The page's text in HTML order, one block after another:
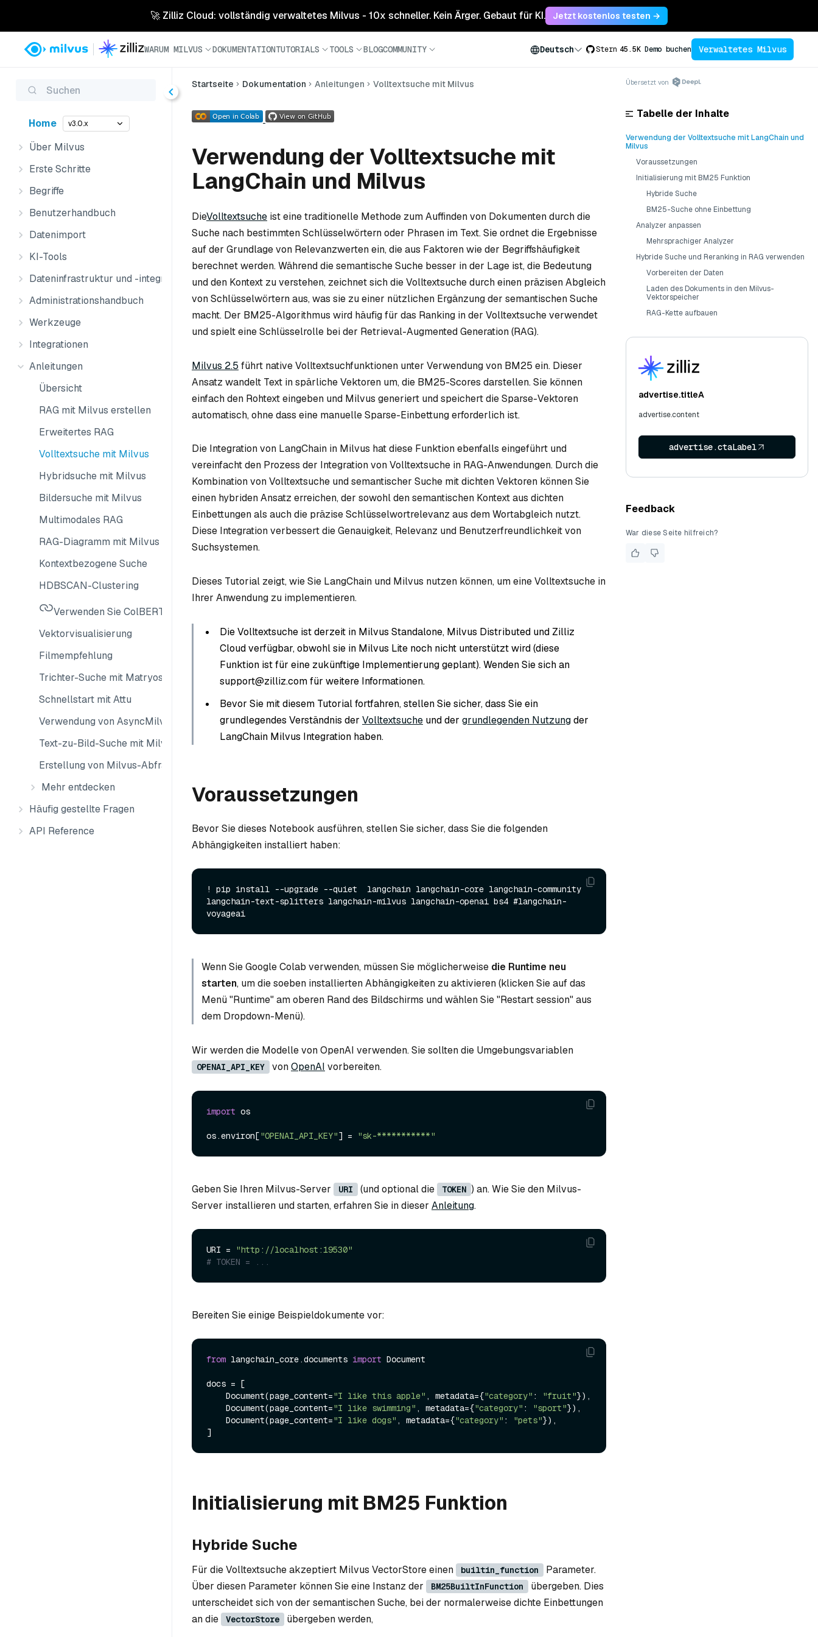
🚀 Zilliz Cloud: vollständig verwaltetes Milvus - 10x schneller. Kein Ärger. Gebaut für KI. Jetzt kostenlos testen →
WARUM MILVUS DOKUMENTATIONTUTORIALS TOOLS BLOGCOMMUNITY Deutsch Stern 45.5K Demo buchen Verwaltetes Milvus
Suchen
Home v3.0.x
Über Milvus
Erste Schritte
Begriffe
Benutzerhandbuch
Datenimport
KI-Tools
Dateninfrastruktur und -integration
Administrationshandbuch
Werkzeuge
Integrationen
Anleitungen
Übersicht
RAG mit Milvus erstellen
Erweitertes RAG
Volltextsuche mit Milvus
Hybridsuche mit Milvus
Bildersuche mit Milvus
Multimodales RAG
RAG-Diagramm mit Milvus
Kontextbezogene Suche
HDBSCAN-Clustering
Verwenden Sie ColBERT und ColPali mit Milvus
Vektorvisualisierung
Filmempfehlung
Trichter-Suche mit Matryoshka-Embeddings
Schnellstart mit Attu
Verwendung von AsyncMilvusClient mit asyncio
Text-zu-Bild-Suche mit Milvus
Erstellung von Milvus-Abfragefilterausdrücken mit großen Sprachmodellen
Mehr entdecken
Häufig gestellte Fragen
API Reference
Startseite Dokumentation Anleitungen Volltextsuche mit Milvus
Verwendung der Volltextsuche mit
LangChain und Milvus
DieVolltextsuche ist eine traditionelle Methode zum Auffinden von Dokumenten durch die
Suche nach bestimmten Schlüsselwörtern oder Phrasen im Text. Sie ordnet die Ergebnisse
auf der Grundlage von Relevanzwerten ein, die aus Faktoren wie der Begriffshäufigkeit
berechnet werden. Während die semantische Suche besser in der Lage ist, die Bedeutung
und den Kontext zu verstehen, zeichnet sich die Volltextsuche durch einen präzisen Abgleich
von Schlüsselwörtern aus, was sie zu einer nützlichen Ergänzung der semantischen Suche
macht. Der BM25-Algorithmus wird häufig für das Ranking in der Volltextsuche verwendet
und spielt eine Schlüsselrolle bei der Retrieval-Augmented Generation (RAG).
Milvus 2.5 führt native Volltextsuchfunktionen unter Verwendung von BM25 ein. Dieser
Ansatz wandelt Text in spärliche Vektoren um, die BM25-Scores darstellen. Sie können
einfach den Rohtext eingeben und Milvus generiert und speichert die Sparse-Vektoren
automatisch, ohne dass eine manuelle Sparse-Einbettung erforderlich ist.
Die Integration von LangChain in Milvus hat diese Funktion ebenfalls eingeführt und
vereinfacht den Prozess der Integration von Volltextsuche in RAG-Anwendungen. Durch die
Kombination von Volltextsuche und semantischer Suche mit dichten Vektoren können Sie
einen hybriden Ansatz erreichen, der sowohl den semantischen Kontext aus dichten
Einbettungen als auch die präzise Schlüsselwortrelevanz aus dem Wortabgleich nutzt.
Diese Integration verbessert die Genauigkeit, Relevanz und Benutzerfreundlichkeit von
Suchsystemen.
Dieses Tutorial zeigt, wie Sie LangChain und Milvus nutzen können, um eine Volltextsuche in
Ihrer Anwendung zu implementieren.
Die Volltextsuche ist derzeit in Milvus Standalone, Milvus Distributed und Zilliz
Cloud verfügbar, obwohl sie in Milvus Lite noch nicht unterstützt wird (diese
Funktion ist für eine zukünftige Implementierung geplant). Wenden Sie sich an
support@zilliz.com für weitere Informationen.
Bevor Sie mit diesem Tutorial fortfahren, stellen Sie sicher, dass Sie ein
grundlegendes Verständnis der Volltextsucheund der grundlegenden Nutzungder
LangChain Milvus Integration haben.
Voraussetzungen
Bevor Sie dieses Notebook ausführen, stellen Sie sicher, dass Sie die folgenden
Abhängigkeiten installiert haben:
! pip install --upgrade --quiet  langchain langchain-core langchain-community
langchain-text-splitters langchain-milvus langchain-openai bs4 #langchain-
Wenn Sie Google Colab verwenden, müssen Sie möglicherweise die Runtime neu
starten, um die soeben installierten Abhängigkeiten zu aktivieren (klicken Sie auf das
Menü "Runtime" am oberen Rand des Bildschirms und wählen Sie "Restart session" aus
dem Dropdown-Menü).
Wir werden die Modelle von OpenAI verwenden. Sie sollten die Umgebungsvariablen
OPENAI_API_KEY vonOpenAI vorbereiten.
import os
os.environ["OPENAI_API_KEY"] = "sk-***********"
Geben Sie Ihren Milvus-Server URI (und optional die TOKEN ) an. Wie Sie den Milvus-
Server installieren und starten, erfahren Sie in dieser Anleitung.
URI =
"http://localhost:19530"
# TOKEN = ...
Bereiten Sie einige Beispieldokumente vor:
from langchain_core.documents import Document
docs = [
    Document(page_content=
"I like this apple" , metadata={"category" : "fruit"}),
    Document(page_content=
"I like swimming" , metadata={"category" : "sport"}),
    Document(page_content=
"I like dogs" , metadata={"category" : "pets"}),
Initialisierung mit BM25 Funktion
Hybride Suche
Für die Volltextsuche akzeptiert Milvus VectorStore einen builtin_function
Parameter.
Über diesen Parameter können Sie eine Instanz der
BM25BuiltInFunction
übergeben. Dies
unterscheidet sich von der semantischen Suche, bei der normalerweise dichte Einbettungen
an die
VectorStore übergeben werden,
Übersetzt von
Tabelle der Inhalte
Verwendung der Volltextsuche mit LangChain und
Milvus
Voraussetzungen
Initialisierung mit BM25 Funktion
Hybride Suche
BM25-Suche ohne Einbettung
Analyzer anpassen
Mehrsprachiger Analyzer
Hybride Suche und Reranking in RAG verwenden
Vorbereiten der Daten
Laden des Dokuments in den Milvus-
Vektorspeicher
RAG-Kette aufbauen
advertise.titleA
advertise.content
advertise.ctaLabel
Feedback
War diese Seite hilfreich?